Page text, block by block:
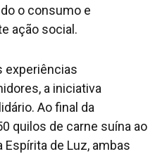
o consumo e
ação social.
experiências
a iniciativa
Ao final da
quilos de carne suína ao
de Luz, ambas